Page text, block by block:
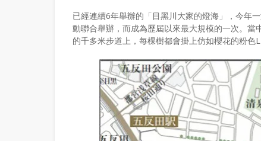
已經連續6年舉辦的「目黑川大家的燈海」，今年
動聯合舉辦，而成為歷屆以來最大規模的一次。
的千多米步道上，每棵樹都會掛上仿如櫻花的粉色